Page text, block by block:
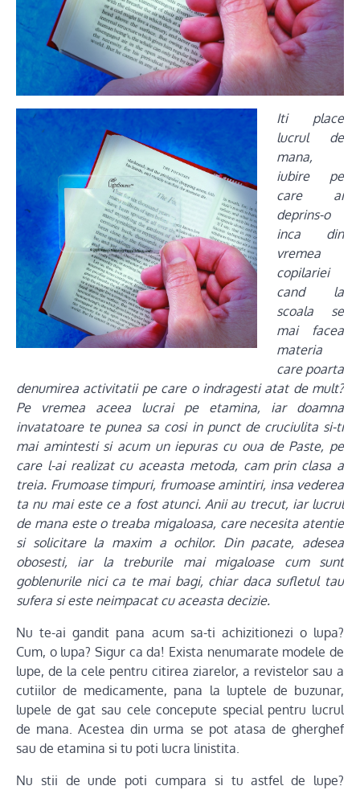
Iti place
lucrul de
mana,
iubire pe
care ai
deprins-o
inca din
vremea
copilariei
cand la
scoala se
mai facea
materia
care poarta
denumirea activitatii pe care o indragesti atat de mult?
Pe vremea aceea lucrai pe etamina, iar doamna
invatatoare te punea sa cosi in punct de cruciulita si-ti
mai amintesti si acum un iepuras cu oua de Paste, pe
care l-ai realizat cu aceasta metoda, cam prin clasa a
treia. Frumoase timpuri, frumoase amintiri, insa vederea
ta nu mai este ce a fost atunci. Anii au trecut, iar lucrul
de mana este o treaba migaloasa, care necesita atentie
si solicitare la maxim a ochilor. Din pacate, adesea
obosesti, iar la treburile mai migaloase cum sunt
goblenurile nici ca te mai bagi, chiar daca sufletul tau
sufera si este neimpacat cu aceasta decizie.
Nu te-ai gandit pana acum sa-ti achizitionezi o lupa?
Cum, o lupa? Sigur ca da! Exista nenumarate modele de
lupe, de la cele pentru citirea ziarelor, a revistelor sau a
cutiilor de medicamente, pana la luptele de buzunar,
lupele de gat sau cele concepute special pentru lucrul
de mana. Acestea din urma se pot atasa de gherghef
sau de etamina si tu poti lucra linistita.
Nu stii de unde poti cumpara si tu astfel de lupe?